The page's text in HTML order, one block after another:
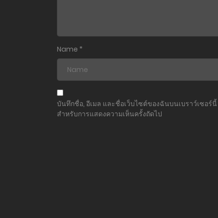
ตอนที่ 41
ตอนที่ 40
ตอนที่ 39
Name *
บันทึกชื่อ, อีเมล และชื่อเว็บไซต์ของฉันบนเบราว์เซอร์นี้
สำหรับการแสดงความเห็นครั้งถัดไป